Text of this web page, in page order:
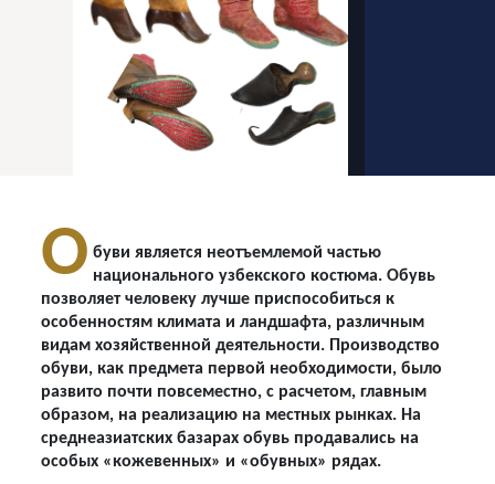
О буви является неотъемлемой частью
национального узбекского костюма. Обувь
позволяет человеку лучше приспособиться к
особенностям климата и ландшафта, различным
видам хозяйственной деятельности. Производство
обуви, как предмета первой необходимости, было
развито почти повсеместно, с расчетом, главным
образом, на реализацию на местных рынках. На
среднеазиатских базарах обувь продавались на
особых «кожевенных» и «обувных» рядах.